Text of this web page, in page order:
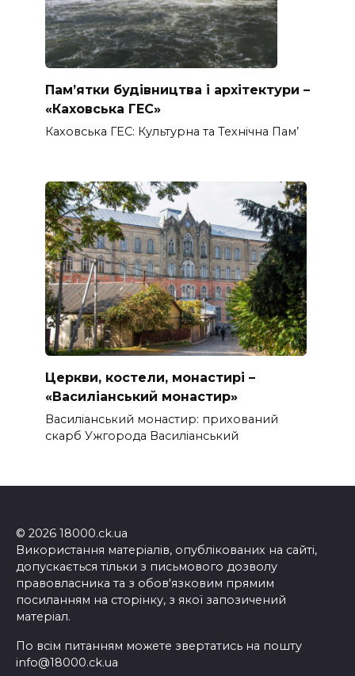
Пам’ятки будівництва і архітектури –
«Каховська ГЕС»
Каховська ГЕС: Культурна та Технічна Пам’
Церкви, костели, монастирі –
«Василіанський монастир»
Василіанський монастир: прихований
скарб Ужгорода Василіанський
© 2026 18000.ck.ua
Використання матеріалів, опублікованих на сайті,
допускається тільки з письмового дозволу
правовласника та з обов'язковим прямим
посиланням на сторінку, з якої запозичений
матеріал.
По всім питанням можете звертатись на пошту
info@18000.ck.ua